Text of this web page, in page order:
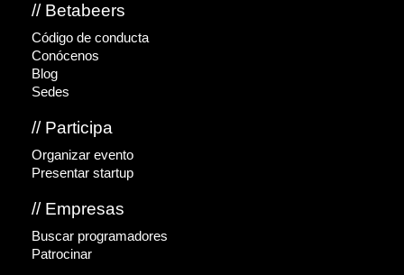
// Betabeers
Código de conducta
Conócenos
Blog
Sedes
// Participa
Organizar evento
Presentar startup
// Empresas
Buscar programadores
Patrocinar